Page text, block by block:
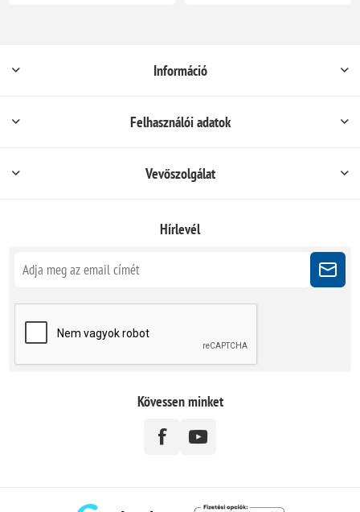
Információ
Felhasználói adatok
Vevőszolgálat
Hírlevél
Kövessen minket